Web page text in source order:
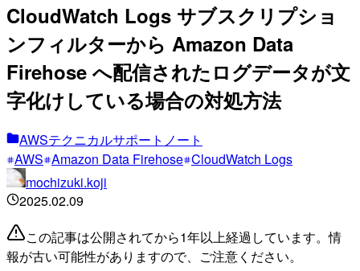
CloudWatch Logs サブスクリプショ
ンフィルターから Amazon Data
Firehose へ配信されたログデータが文
字化けしている場合の対処方法
AWSテクニカルサポートノート
AWS Amazon Data Firehose CloudWatch Logs
mochizuki.koji
2025.02.09
この記事は公開されてから1年以上経過しています。情
報が古い可能性がありますので、ご注意ください。